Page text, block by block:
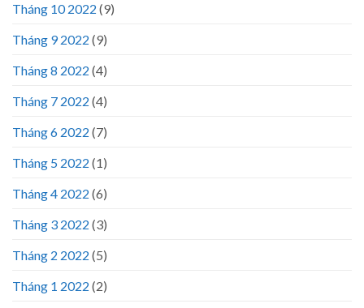
Tháng 10 2022 (9)
Tháng 9 2022 (9)
Tháng 8 2022 (4)
Tháng 7 2022 (4)
Tháng 6 2022 (7)
Tháng 5 2022 (1)
Tháng 4 2022 (6)
Tháng 3 2022 (3)
Tháng 2 2022 (5)
Tháng 1 2022 (2)